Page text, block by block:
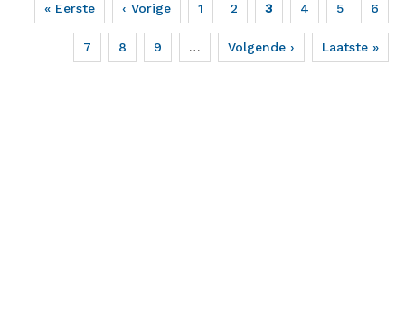
Paginering
Eerste
pagina
« Eerste
Vorige
pagina
‹ Vorige Page
1 Page
2
Huidige
pagina
3 Page
4 Page
5 Page
6
Page
7 Page
8 Page
9 …
Volgende
pagina
Volgende ›
Laatste
pagina
Laatste »